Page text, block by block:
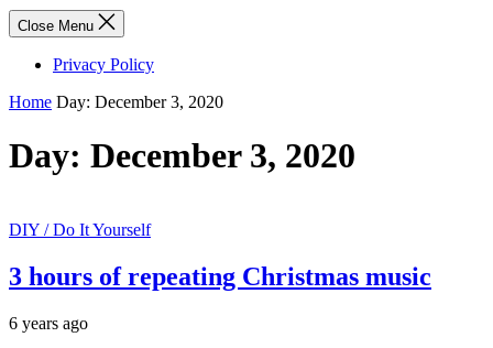
Close Menu
Privacy Policy
Home Day: December 3, 2020
Day: December 3, 2020
DIY / Do It Yourself
3 hours of repeating Christmas music
6 years ago